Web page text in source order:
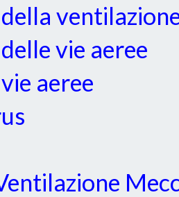
vie aeree
aeree